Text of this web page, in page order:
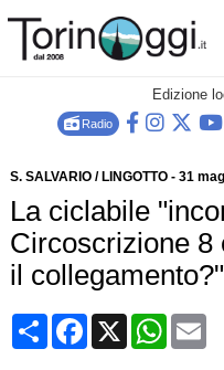
Edizione
Radio
S. SALVARIO / LINGOTTO- 31
La ciclabile
Circoscrizione 8
il collegamento?"
CondividiFacebook
X